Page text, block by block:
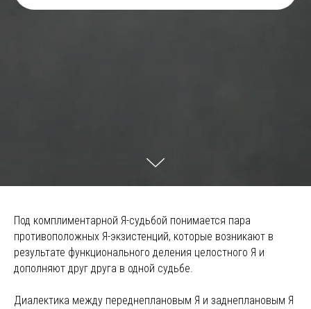
Под комплиментарной Я-судьбой понимается пара
противоположных Я-экзистенций, которые возникают в
результате функционального деления целостного Я и
дополняют друг друга в одной судьбе.
Диалектика между переднеплановым Я и заднеплановым Я